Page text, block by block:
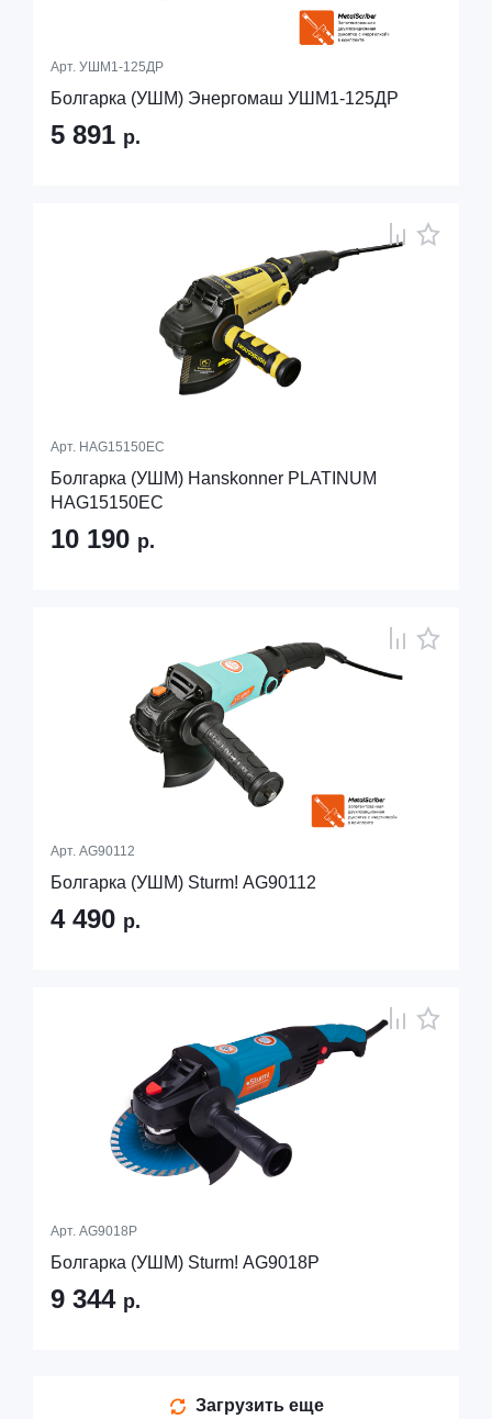
Арт. УШМ1-125ДР
Болгарка (УШМ) Энергомаш УШМ1-125ДР
5 891 р.
Арт. HAG15150EC
Болгарка (УШМ) Hanskonner PLATINUM
HAG15150EC
10 190 р.
Арт. AG90112
Болгарка (УШМ) Sturm! AG90112
4 490 р.
Арт. AG9018P
Болгарка (УШМ) Sturm! AG9018P
9 344 р.
Загрузить еще